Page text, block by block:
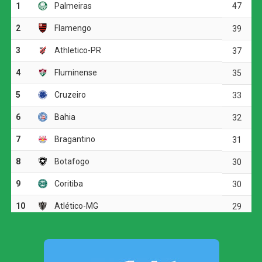
cabeça para o fundo das redes. Na segunda etapa, o
Verdão administrou a vantagem e segurou o resultado até
o apito final.
Pela sexta rodada do estadual, o Palmeiras enfrenta o
Taubaté no dia 11 de agosto, às 18h, no Joaquinzão. Já o
Corinthians volta a campo no dia 12 de agosto, contra o
Mirassol, às 17h, no Estádio Manoel Francisco Ferreira.
COMENTE ABAIXO:
WhatsApp